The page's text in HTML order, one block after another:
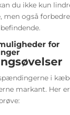
du ikke kun
men også
for
i
markant. Her